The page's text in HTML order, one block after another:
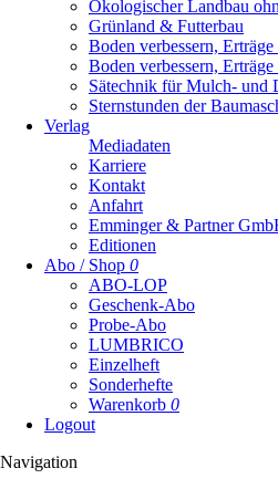
Ökologischer Landbau
Grünland & Futterbau
Boden verbessern, Erträge
Boden verbessern,
Sätechnik für Mulch- und
Sternstunden der
Verlag
Mediadaten
Karriere
Kontakt
Anfahrt
Emminger & Partner
Editionen
Abo / Shop 0
ABO-LOP
Geschenk-Abo
Probe-Abo
LUMBRICO
Einzelheft
Sonderhefte
Warenkorb 0
Logout
Navigation